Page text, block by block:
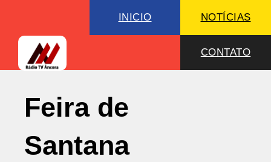
INICIO NOTÍCIAS
CONTATO
Feira de
Santana